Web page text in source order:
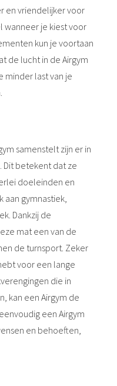
en vriendelijker voor
wanneer je kiest voor
kun je voortaan
de lucht in de Airgym
minder last van je
samenstelt zijn er in
betekent dat ze
doeleinden en
gymnastiek,
Dankzij de
mat een van de
de turnsport. Zeker
voor een lange
die in
kan een Airgym de
een Airgym
en behoeften,